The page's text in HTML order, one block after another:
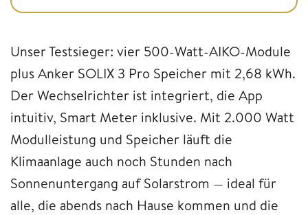
Unser Testsieger: vier 500-Watt-AIKO-Module
plus Anker SOLIX 3 Pro Speicher mit 2,68 kWh.
Der Wechselrichter ist integriert, die App
intuitiv, Smart Meter inklusive. Mit 2.000 Watt
Modulleistung und Speicher läuft die
Klimaanlage auch noch Stunden nach
Sonnenuntergang auf Solarstrom — ideal für
alle, die abends nach Hause kommen und die